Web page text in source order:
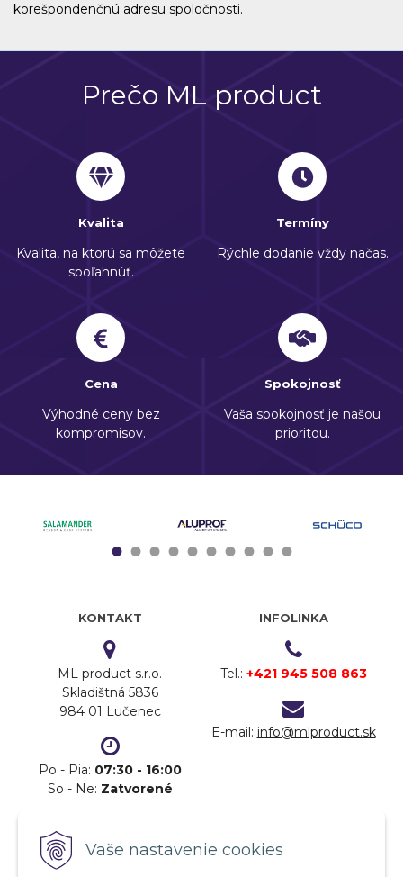
Vaše nastavenie cookies
korešpondenčnú adresu spoločnosti.
Prečo ML product
Kvalita
Kvalita, na ktorú sa môžete
spoľahnúť.
Termíny
Rýchle dodanie vždy načas.
Cena
Výhodné ceny bez
kompromisov.
Spokojnosť
Vaša spokojnosť je našou
prioritou.
12345678910
KONTAKT
ML product s.r.o.
Skladištná 5836
984 01 Lučenec
Po - Pia: 07:30 - 16:00
So - Ne: Zatvorené
INFOLINKA
Tel.: +421 945 508 863
E-mail: info@mlproduct.sk